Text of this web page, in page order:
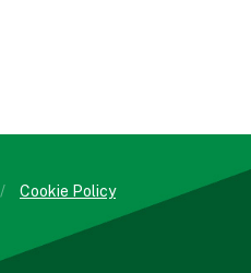
/ Cookie Policy